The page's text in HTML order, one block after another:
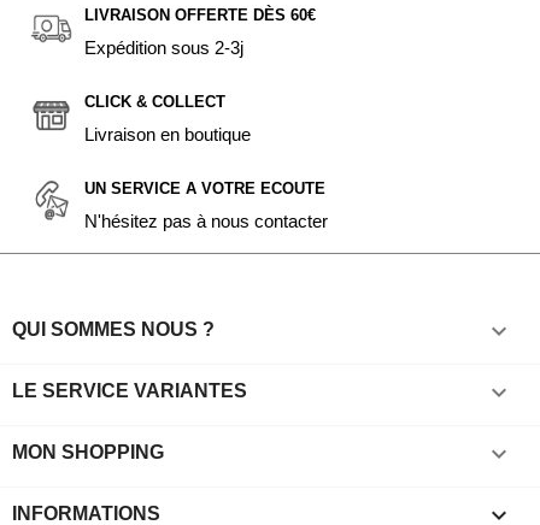
LIVRAISON OFFERTE DÈS 60€
Expédition sous 2-3j
CLICK & COLLECT
Livraison en boutique
UN SERVICE A VOTRE ECOUTE
N'hésitez pas à nous contacter
QUI SOMMES NOUS ? 
LE SERVICE VARIANTES 
MON SHOPPING 
INFORMATIONS keyboard_arrow_down